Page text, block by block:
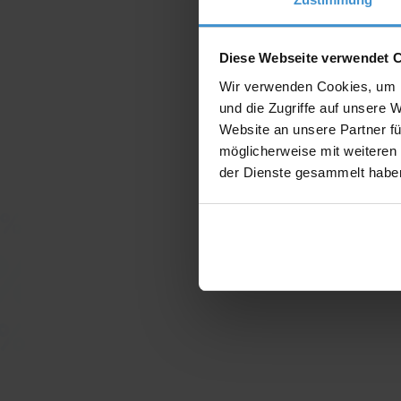
Diese Webseite verwendet
Wir verwenden Cookies,
und die Zugriffe auf unsere
Website an unsere Partner
möglicherweise mit
der Dienste gesammelt